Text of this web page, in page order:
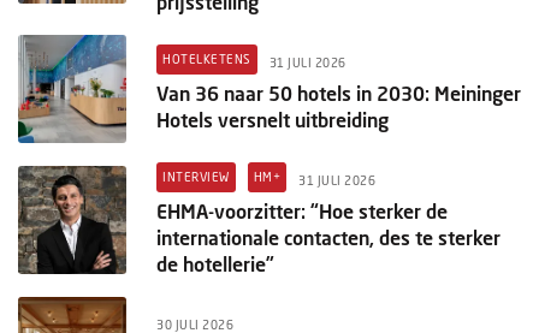
HOTELKETENS 31 JULI 2026
Van 36 naar 50 hotels in 2030: Meininger
Hotels versnelt uitbreiding
INTERVIEW HM+ 31 JULI 2026
EHMA-voorzitter: “Hoe sterker de
internationale contacten, des te sterker
de hotellerie”
30 JULI 2026